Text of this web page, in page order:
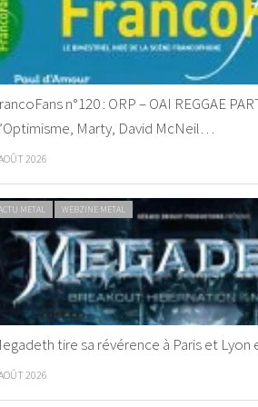
n°120 : ORP – OAI REGGAE
Marty, David McNeil…
2026
METAL WEBZINE METAL
tire sa révérence à Paris et Lyon
2026